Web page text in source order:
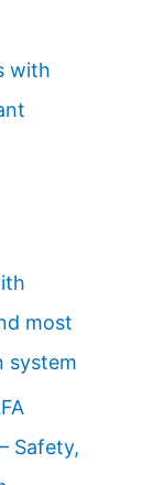
with
most
system
Safety,